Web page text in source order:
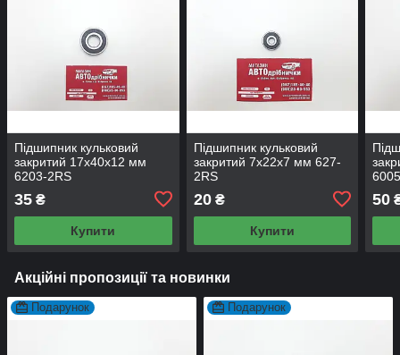
Підшипник кульковий
закритий 17х40х12 мм
6203-2RS
35 ₴
Купити
Підшипник кульковий
закритий 7х22х7 мм 627-
2RS
20₴
Купити
50
Акційні пропозиції та новинки
Подарунок Подарунок